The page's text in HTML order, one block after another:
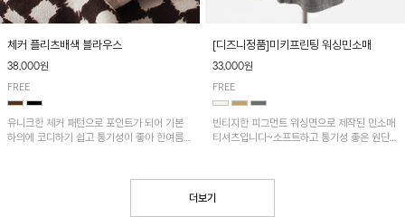
체커 플리츠배색 블라우스
38,000원
FREE
유니크한 체커 패턴으로 포인트가 되어 기본
하의에 코디하기 쉽고 통기성이 좋아 한여름에
[디즈니정품]미키프린팅 워싱민소매
33,000원
FREE
빈티지한 피그먼트 워싱면으로 제작된 민소매
티셔츠입니다~소프트하고 통기성 좋은 원단
더보기